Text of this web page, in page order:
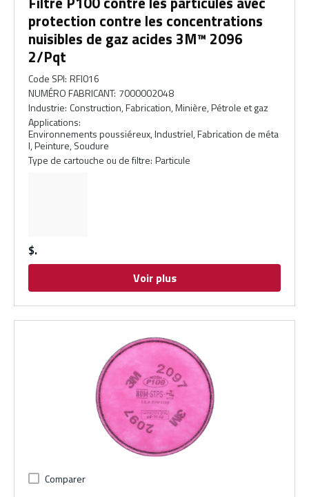
protection contre les concentrations
nuisibles de gaz acides 3M™ 2096
2/Pqt
Code SPI: RFI016
NUMÉRO FABRICANT: 7000002048
Industrie: Construction, Fabrication, Minière, Pétrole et gaz
Applications:
Environnements poussiéreux, Industriel, Fabrication de méta
l, Peinture, Soudure
Type de cartouche ou de filtre: Particule
$
Voir plus
Comparer